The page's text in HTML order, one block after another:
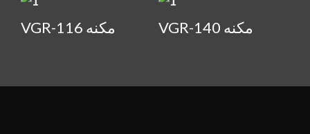
VGR-116 مكنه VGR-140 مكنه